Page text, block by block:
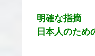
明確な指摘
日本人のため